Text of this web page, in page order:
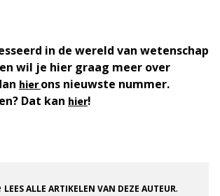
in de wereld van wetenschap
wil je hier graag meer over
hierons nieuwste nummer.
Dat kan hier!
LEES ALLE ARTIKELEN VAN DEZE AUTEUR.